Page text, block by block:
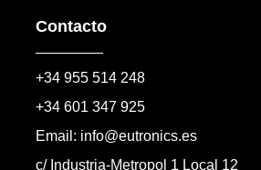
Contacto
+34 955 514 248
+34 601 347 925
Email: info@eutronics.es
c/ Industria-Metropol 1 Local 12